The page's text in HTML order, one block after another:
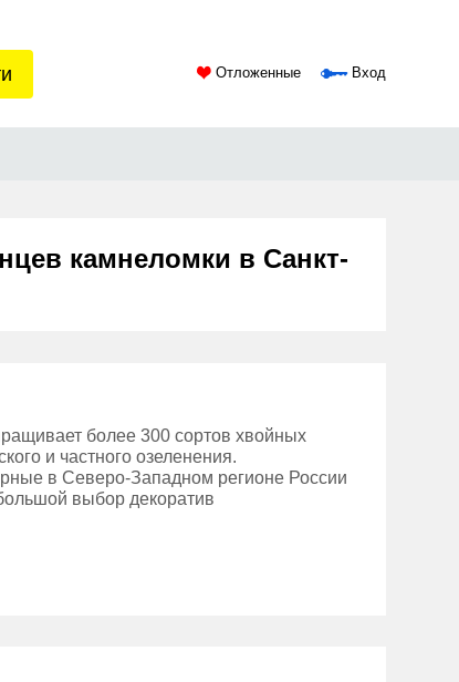
Отложенные Вход
камнеломки в Санкт-
более 300 сортов хвойных
и частного озеленения.
в Северо-Западном регионе России
выбор декоратив